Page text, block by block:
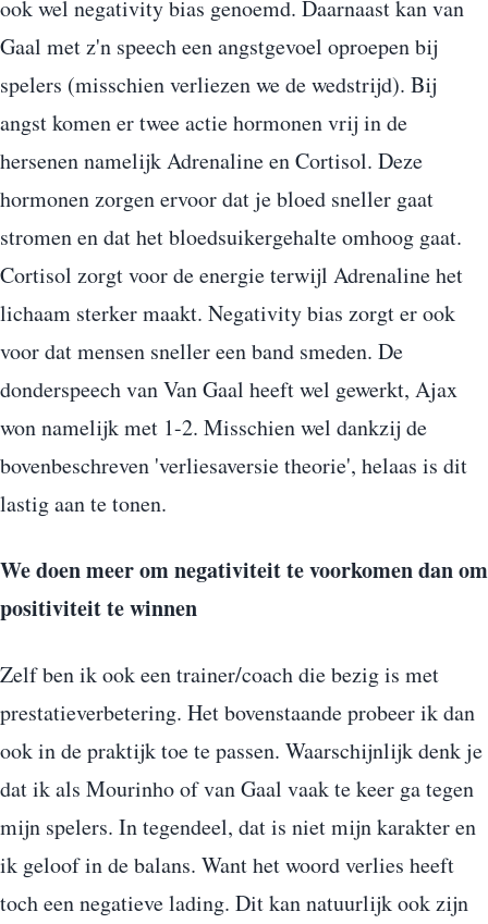
ook wel negativity bias genoemd. Daarnaast kan van
Gaal met z'n speech een angstgevoel oproepen bij
spelers (misschien verliezen we de wedstrijd). Bij
angst komen er twee actie hormonen vrij in de
hersenen namelijk Adrenaline en Cortisol. Deze
hormonen zorgen ervoor dat je bloed sneller gaat
stromen en dat het bloedsuikergehalte omhoog gaat.
Cortisol zorgt voor de energie terwijl Adrenaline het
lichaam sterker maakt. Negativity bias zorgt er ook
voor dat mensen sneller een band smeden. De
donderspeech van Van Gaal heeft wel gewerkt, Ajax
won namelijk met 1-2. Misschien wel dankzij de
bovenbeschreven 'verliesaversie theorie', helaas is dit
lastig aan te tonen.
We doen meer om negativiteit te voorkomen dan om
positiviteit te winnen
Zelf ben ik ook een trainer/coach die bezig is met
prestatieverbetering. Het bovenstaande probeer ik dan
ook in de praktijk toe te passen. Waarschijnlijk denk je
dat ik als Mourinho of van Gaal vaak te keer ga tegen
mijn spelers. In tegendeel, dat is niet mijn karakter en
ik geloof in de balans. Want het woord verlies heeft
toch een negatieve lading. Dit kan natuurlijk ook zijn